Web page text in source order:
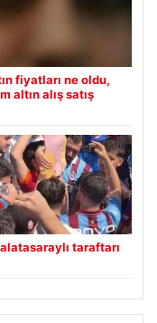
fiyatları ne oldu,
altın alış satış
taraftarı